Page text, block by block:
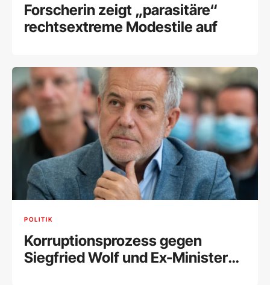
Forscherin zeigt „parasitäre“
rechtsextreme Modestile auf
POLITIK
Korruptionsprozess gegen
Siegfried Wolf und Ex-Minister